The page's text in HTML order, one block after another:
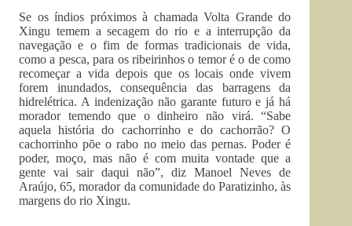
Se os índios próximos à chamada Volta Grande do
Xingu temem a secagem do rio e a interrupção da
navegação e o fim de formas tradicionais de vida,
como a pesca, para os ribeirinhos o temor é o de como
recomeçar a vida depois que os locais onde vivem
forem inundados, consequência das barragens da
hidrelétrica. A indenização não garante futuro e já há
morador temendo que o dinheiro não virá. “Sabe
aquela história do cachorrinho e do cachorrão? O
cachorrinho põe o rabo no meio das pernas. Poder é
poder, moço, mas não é com muita vontade que a
gente vai sair daqui não”, diz Manoel Neves de
Araújo, 65, morador da comunidade do Paratizinho, às
margens do rio Xingu.